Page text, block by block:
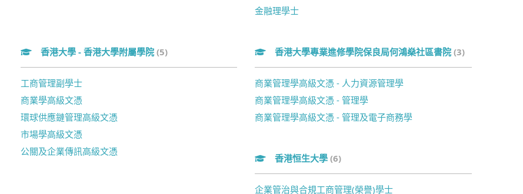
金融理學士
香港大學 - 香港大學附屬學院 (5)
工商管理副學士
商業學高級文憑
環球供應鏈管理高級文憑
市場學高級文憑
公關及企業傳訊高級文憑
香港大學專業進修學院保良局何鴻燊社區書院(3)
商業管理學高級文憑 - 人力資源管理學
商業管理學高級文憑 - 管理學
商業管理學高級文憑 - 管理及電子商務學
香港恒生大學(6)
企業管治與合規工商管理(榮譽)學士